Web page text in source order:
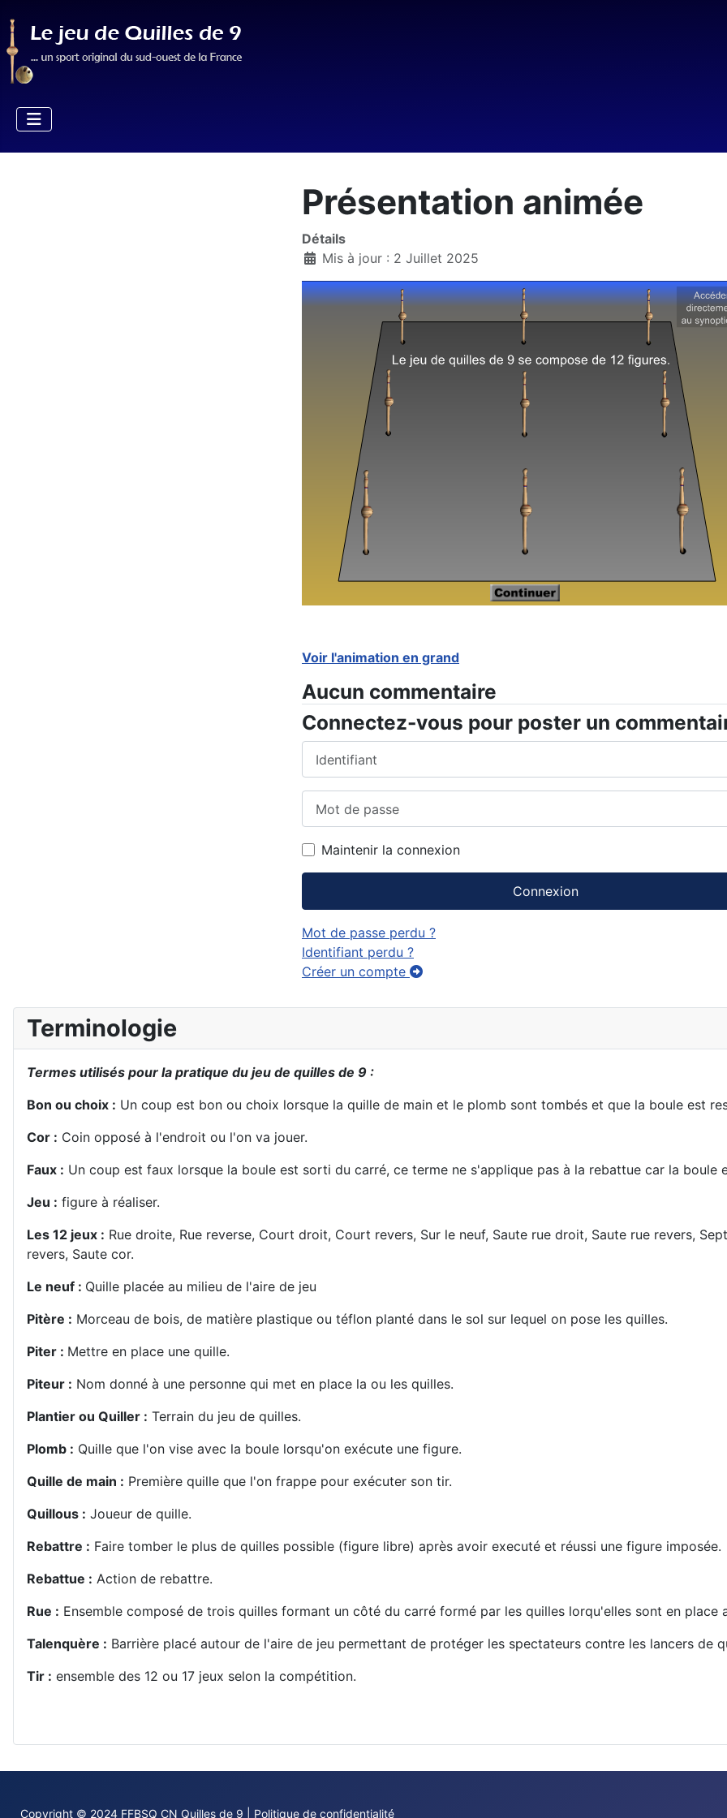
Présentation animée
Détails
Mis à jour : 2 Juillet 2025
Voir l'animation en grand
Aucun commentaire
Connectez-vous pour poster un
Maintenir la connexion
Connexion
Mot de passe perdu ?
Identifiant perdu ?
Créer un compte
Terminologie
Termes utilisés pour la pratique du jeu de quilles de 9 :
Bon ou choix : Un coup est bon ou choix lorsque la quille de main et le plomb sont tombés et que la boule est
Cor : Coin opposé à l'endroit ou l'on va jouer.
Faux : Un coup est faux lorsque la boule est sorti du carré, ce terme ne s'applique pas à la rebattue car la boule
Jeu : figure à réaliser.
Les 12 jeux : Rue droite, Rue reverse, Court droit, Court revers, Sur le neuf, Saute rue droit, Saute rue revers,
revers, Saute cor.
Le neuf : Quille placée au milieu de l'aire de jeu
Pitère : Morceau de bois, de matière plastique ou téflon planté dans le sol sur lequel on pose les quilles.
Piter : Mettre en place une quille.
Piteur : Nom donné à une personne qui met en place la ou les quilles.
Plantier ou Quiller : Terrain du jeu de quilles.
Plomb : Quille que l'on vise avec la boule lorsqu'on exécute une figure.
Quille de main : Première quille que l'on frappe pour exécuter son tir.
Quillous : Joueur de quille.
Rebattre : Faire tomber le plus de quilles possible (figure libre) après avoir executé et réussi une figure imposée.
Rebattue : Action de rebattre.
Rue : Ensemble composé de trois quilles formant un côté du carré formé par les quilles lorqu'elles sont en place
Talenquère : Barrière placé autour de l'aire de jeu permettant de protéger les spectateurs contre les lancers de
Tir : ensemble des 12 ou 17 jeux selon la compétition.
Copyright © 2024 FFBSQ CN Quilles de 9 | Politique de confidentialité